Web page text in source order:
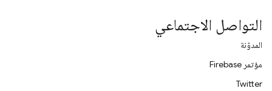
التواصل الاجتماعي
المدوّنة
مؤتمر Firebase
Twitter